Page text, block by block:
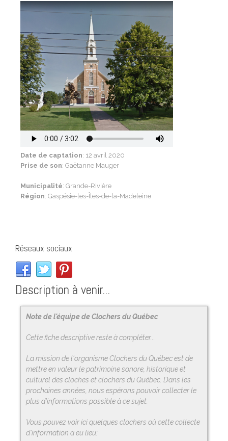
Date de captation: 12 avril 2020
Prise de son: Gaëtanne Mauger
Municipalité: Grande-Rivière
Région: Gaspésie-les-Îles-de-la-Madeleine
Réseaux sociaux
Description à venir...
Note de l'équipe de Clochers du Québec
Cette fiche descriptive reste à compléter...
La mission de l'organisme Clochers du Québec est de
mettre en valeur le patrimoine sonore, historique et
culturel des cloches et clochers du Québec. Dans les
prochaines années, nous espérons pouvoir collecter le
plus d'informations possible à ce sujet.
Vous pouvez voir ici quelques clochers où cette collecte
d'information a eu lieu: